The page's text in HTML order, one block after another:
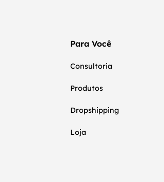
Para Você
Consultoria
Produtos
Dropshipping
Loja